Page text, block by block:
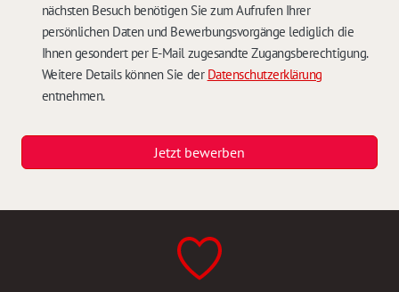
nächsten Besuch benötigen Sie zum Aufrufen Ihrer
persönlichen Daten und Bewerbungsvorgänge lediglich die
Ihnen gesondert per E-Mail zugesandte Zugangsberechtigung.
Weitere Details können Sie der Datenschutzerklärung
entnehmen.
Jetzt bewerben